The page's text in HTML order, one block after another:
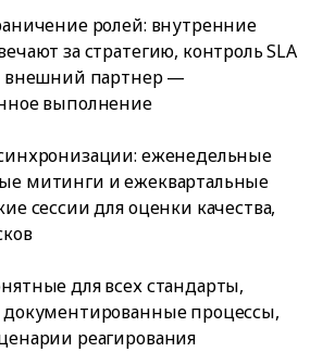
ролей: внутренние
за стратегию, контроль SLA
внешний партнер —
выполнение
еженедельные
митинги и ежеквартальные
сессии для оценки качества,
для всех стандарты,
документированные процессы,
реагирования